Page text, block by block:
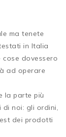
ma tenete
in Italia
cose dovessero
ad operare
la parte più
di noi: gli ordini,
dei prodotti